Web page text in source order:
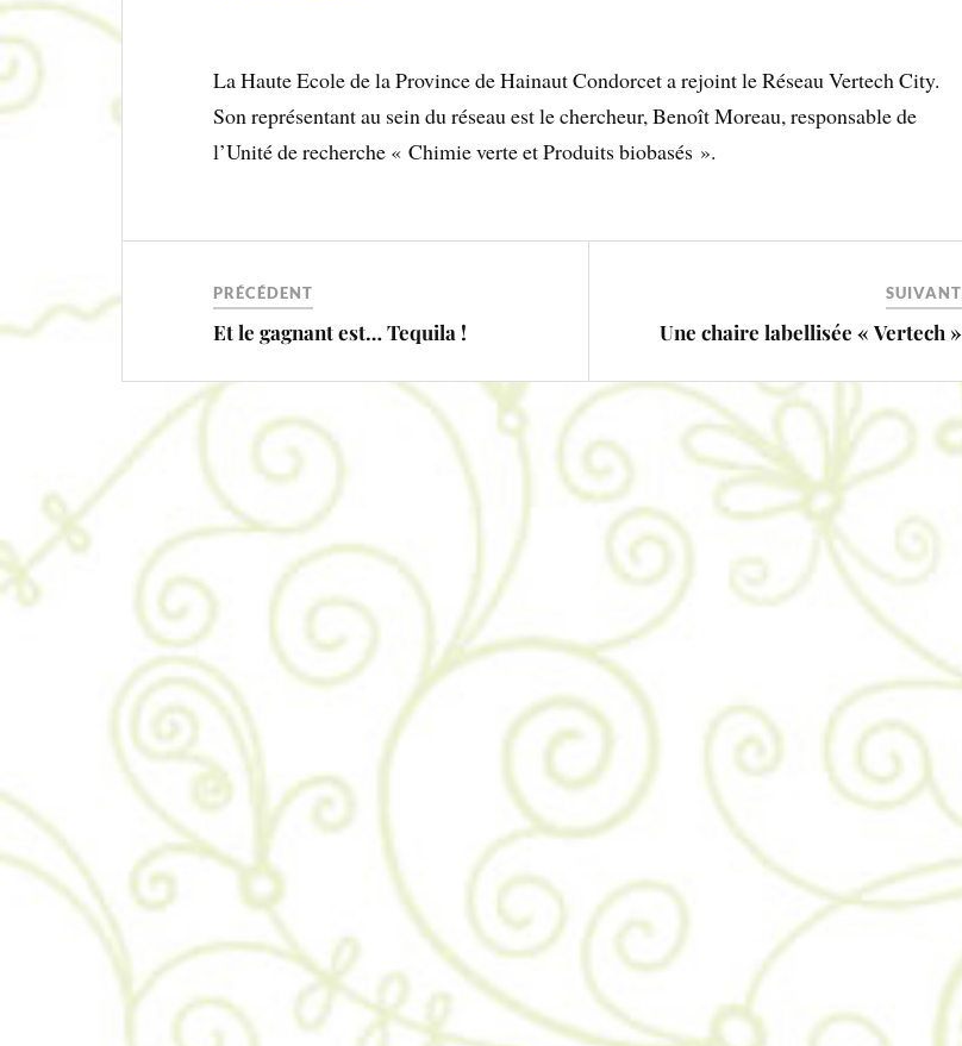
La Haute Ecole de la Province de Hainaut Condorcet a rejoint le Réseau Vertech City.
Son représentant au sein du réseau est le chercheur, Benoît Moreau, responsable de
l’Unité de recherche « Chimie verte et Produits biobasés ».
PRÉCÉDENT
Et le gagnant est… Tequila !
SUIVANT
Une chaire labellisée « Vertech »